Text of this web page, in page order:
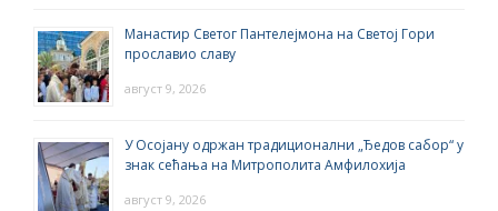
Манастир Светог Пантелејмона на Светој Гори
прославио славу
август 9, 2026
У Осојану одржан традиционални „Ђедов сабор“ у
знак сећања на Митрополита Амфилохија
август 9, 2026